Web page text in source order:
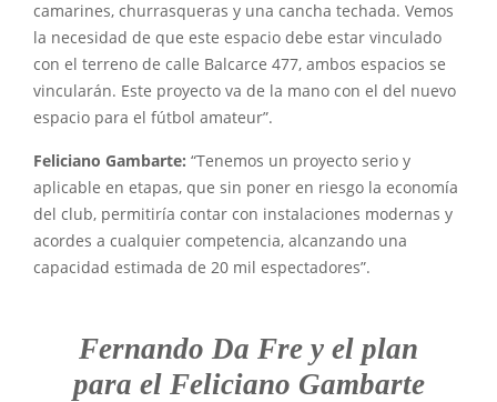
camarines, churrasqueras y una cancha techada. Vemos
la necesidad de que este espacio debe estar vinculado
con el terreno de calle Balcarce 477, ambos espacios se
vincularán. Este proyecto va de la mano con el del nuevo
espacio para el fútbol amateur”.
Feliciano Gambarte: “Tenemos un proyecto serio y
aplicable en etapas, que sin poner en riesgo la economía
del club, permitiría contar con instalaciones modernas y
acordes a cualquier competencia, alcanzando una
capacidad estimada de 20 mil espectadores”.
Fernando Da Fre y el plan
para el Feliciano Gambarte